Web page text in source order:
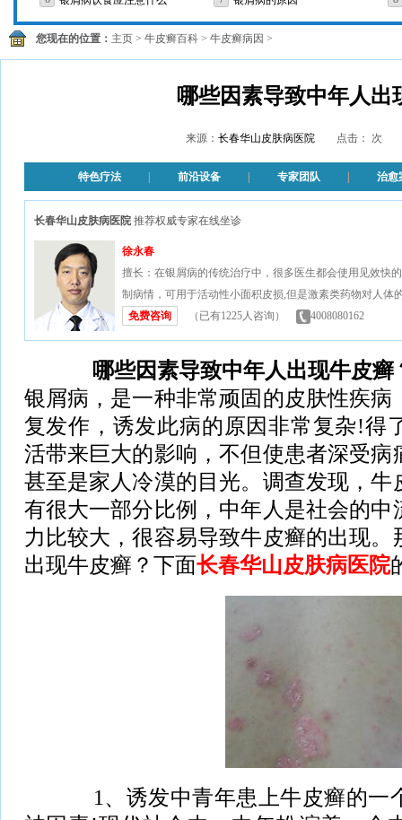
您现在的位置： 主页 > 牛皮癣百科 > 牛皮癣病因 >
哪些因素导致中年人出
来源： 长春华山皮肤病医院点击：
特色疗法 前沿设备 专家团队 治愈
长春华山皮肤病医院推荐权威专家在线坐诊
徐永春
擅长：在银屑病的传统治疗中，很多医生都会使用见效快
制病情，可用于活动性小面积皮损,但是激素类药物对人体
免费咨询
（已有1225人咨询） 4008080162
哪些因素导致中年人出现牛皮癣
银屑病，是一种非常顽固的皮肤性疾
复发作，诱发此病的原因非常复杂!得
活带来巨大的影响，不但使患者深受
甚至是家人冷漠的目光。调查发现，
有很大一部分比例，中年人是社会的
力比较大，很容易导致牛皮癣的出现
出现牛皮癣？下面长春华山皮肤病医院
1、诱发中青年患上牛皮癣的一